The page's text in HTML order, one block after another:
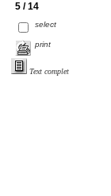
5 / 14
select
print
Text complet